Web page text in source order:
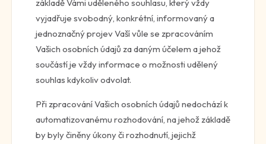
základě Vámi uděleného souhlasu, který vždy
vyjadřuje svobodný, konkrétní, informovaný a
jednoznačný projev Vaší vůle se zpracováním
Vašich osobních údajů za daným účelem a jehož
součástí je vždy informace o možnosti udělený
souhlas kdykoliv odvolat.
Při zpracování Vašich osobních údajů nedochází k
automatizovanému rozhodování, na jehož základě
by byly činěny úkony či rozhodnutí, jejichž